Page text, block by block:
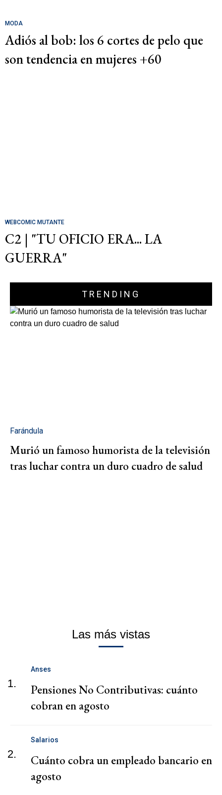
MODA
Adiós al bob: los 6 cortes de pelo que
son tendencia en mujeres +60
WEBCOMIC MUTANTE
C2 | "TU OFICIO ERA... LA
GUERRA"
TRENDING
Farándula
Murió un famoso humorista de la televisión
tras luchar contra un duro cuadro de salud
Las más vistas
1.
Anses
Pensiones No Contributivas: cuánto
cobran en agosto
2.
Salarios
Cuánto cobra un empleado bancario en
agosto